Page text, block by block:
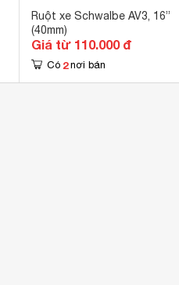
Ruột xe Schwalbe AV3, 16”
(40mm)
Giá từ 110.000 đ
Có 2 nơi bán